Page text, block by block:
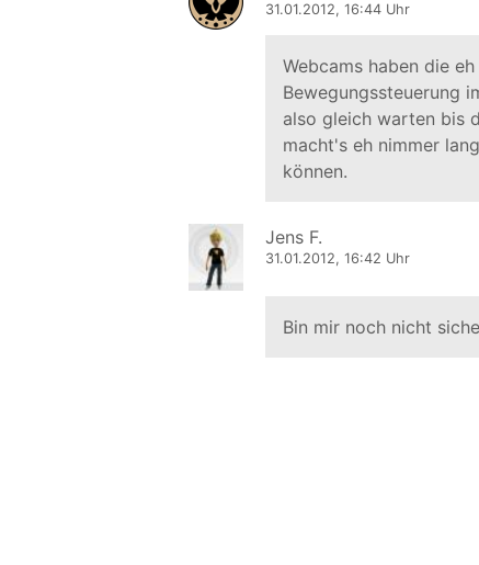
31.01.2012, 16:44 Uhr
Webcams haben die
Bewegungssteuerung
also gleich warten bis
macht's eh nimmer
können.
Jens F.
31.01.2012, 16:42 Uhr
Bin mir noch nicht